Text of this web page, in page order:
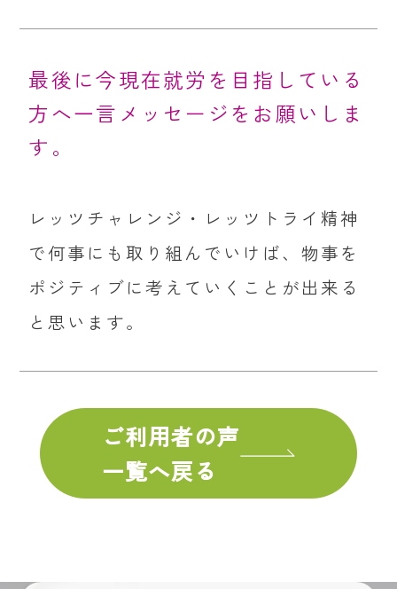
最後に今現在就労を目指している
方へ一言メッセージをお願いしま
す。
レッツチャレンジ・レッツトライ精神
で何事にも取り組んでいけば、物事を
ポジティブに考えていくことが出来る
と思います。
ご利用者の声
一覧へ戻る